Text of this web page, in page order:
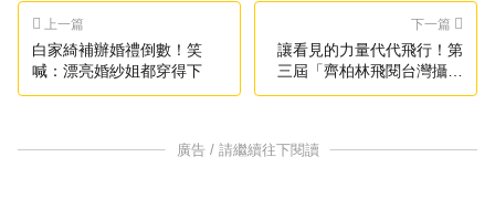
上一篇
白家綺補辦婚禮倒數！笑
喊：漂亮婚紗姐都穿得下
下一篇
讓看見的力量代代飛行！第
三屆「齊柏林飛閱台灣攝影
獎」6/5起跑
廣告 / 請繼續往下閱讀